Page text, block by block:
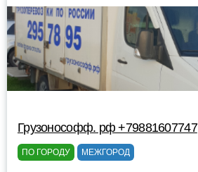
Грузонософф. рф +79881607747
ПО ГОРОДУ МЕЖГОРОД